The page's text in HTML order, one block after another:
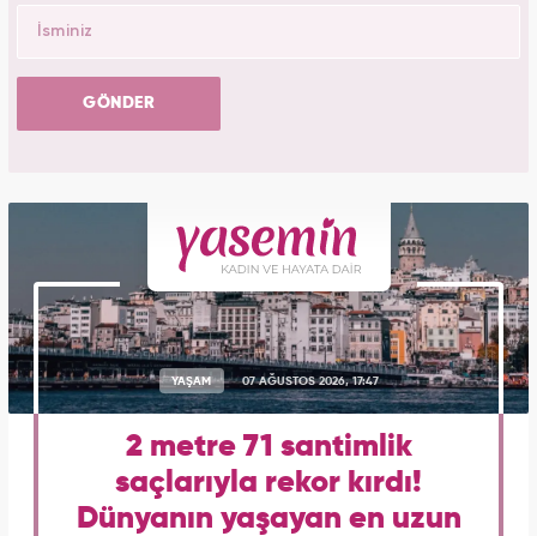
GÖNDER
YAŞAM 07 AĞUSTOS 2026, 17:47
2 metre 71 santimlik
saçlarıyla rekor kırdı!
Dünyanın yaşayan en uzun